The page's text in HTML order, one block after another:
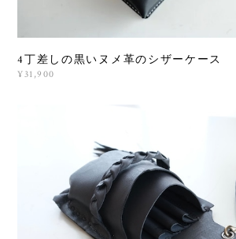
4丁差しの黒いヌメ革のシザーケース
¥31,900